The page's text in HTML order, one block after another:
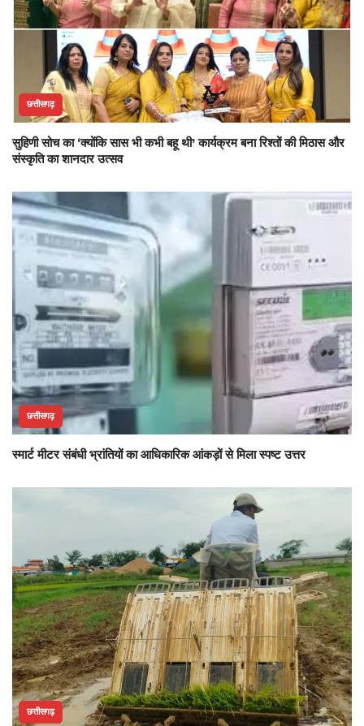
छत्तीसगढ़
सुहिणी सोच का ‘क्योंकि सास भी कभी बहू थी’ कार्यक्रम बना रिश्तों की मिठास और
संस्कृति का शानदार उत्सव
छत्तीसगढ़
स्मार्ट मीटर संबंधी भ्रांतियों का आधिकारिक आंकड़ों से मिला स्पष्ट उत्तर
छत्तीसगढ़